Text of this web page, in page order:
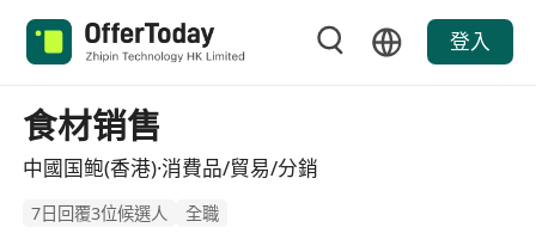
登入
食材销售
中國国鲍(香港)·消費品/貿易/分銷
7日回覆3位候選人 全職